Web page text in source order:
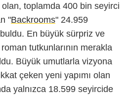
olan, toplamda 400 bin seyirci
"Backrooms" 24.959
En büyük sürpriz ve
roman tutkunlarının merakla
Büyük umutlarla vizyona
çeken yeni yapımı olan
yalnızca 18.599 seyircide